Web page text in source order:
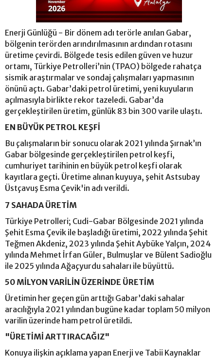
Enerji Günlüğü - Bir dönem adı terörle anılan Gabar,
bölgenin terörden arındırılmasının ardından rotasını
üretime çevirdi. Bölgede tesis edilen güven ve huzur
ortamı, Türkiye Petrolleri’nin (TPAO) bölgede rahatça
sismik araştırmalar ve sondaj çalışmaları yapmasının
önünü açtı. Gabar’daki petrol üretimi, yeni kuyuların
açılmasıyla birlikte rekor tazeledi. Gabar’da
gerçekleştirilen üretim, günlük 83 bin 300 varile ulaştı.
EN BÜYÜK PETROL KEŞFİ
Bu çalışmaların bir sonucu olarak 2021 yılında Şırnak’ın
Gabar bölgesinde gerçekleştirilen petrol keşfi,
cumhuriyet tarihinin en büyük petrol keşfi olarak
kayıtlara geçti. Üretime alınan kuyuya, şehit Astsubay
Üstçavuş Esma Çevik'in adı verildi.
7 SAHADA ÜRETİM
Türkiye Petrolleri; Cudi-Gabar Bölgesinde 2021 yılında
Şehit Esma Çevik ile başladığı üretimi, 2022 yılında Şehit
Teğmen Akdeniz, 2023 yılında Şehit Aybüke Yalçın, 2024
yılında Mehmet İrfan Güler, Bulmuşlar ve Bülent Sadioğlu
ile 2025 yılında Ağaçyurdu sahaları ile büyüttü.
50 MİLYON VARİLİN ÜZERİNDE ÜRETİM
Üretimin her geçen gün arttığı Gabar’daki sahalar
aracılığıyla 2021 yılından bugüne kadar toplam 50 milyon
varilin üzerinde ham petrol üretildi.
"ÜRETİMİ ARTTIRACAĞIZ"
Konuya ilişkin açıklama yapan Enerji ve Tabii Kaynaklar